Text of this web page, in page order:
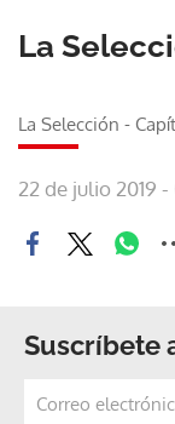
La
La Selección -
22 de julio 2019 -
Suscríbete